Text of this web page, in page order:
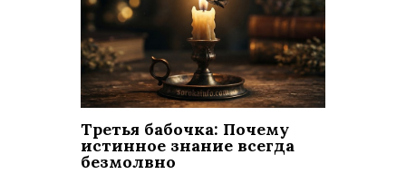
Третья бабочка: Почему
истинное знание всегда
безмолвно